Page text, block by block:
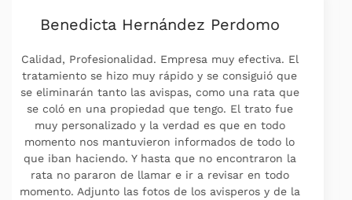
Pili Sanagustin
Capacidad de respuesta, Profesionalidad,
Puntualidad, Valor La mejor empresa que conozco,
llevo con ellos años ,ahora ya más bien para
prevenir contra hormigas y cucas. Al ser un
contrato anual cada vez que me hace falta les
llamó , cuadramos cita y vienen , son muy serios y
profesionales al 100 %. Los recomiendo sin duda.